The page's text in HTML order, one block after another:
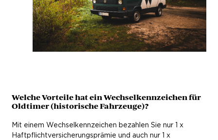
Welche Vorteile hat ein Wechselkennzeichen für
Oldtimer (historische Fahrzeuge)?
Mit einem Wechselkennzeichen bezahlen Sie nur 1 x
Haftpflichtversicherungsprämie und auch nur 1 x